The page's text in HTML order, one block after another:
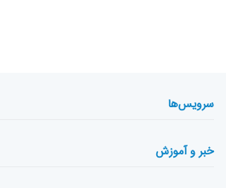
سرویس‌ها
خبر و آموزش